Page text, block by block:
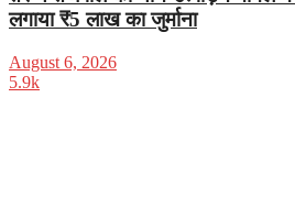
लगाया ₹5 लाख का जुर्माना
August 6, 2026
5.9k